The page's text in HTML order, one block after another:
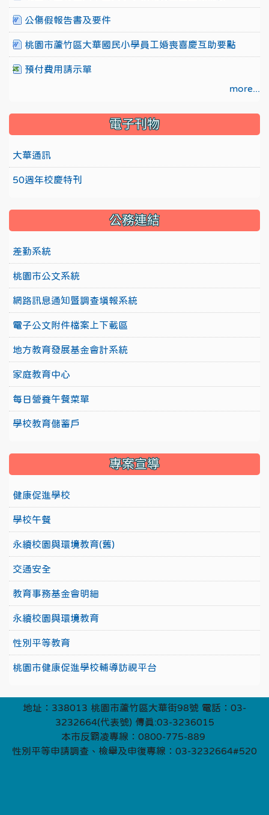
公傷假報告書及要件
桃園市蘆竹區大華國民小學員工婚喪喜慶互助要點
預付費用請示單
more...
電子刊物
大華通訊
50週年校慶特刊
公務連結
差勤系統
桃園市公文系統
網路訊息通知暨調查填報系統
電子公文附件檔案上下載區
地方教育發展基金會計系統
家庭教育中心
每日營養午餐菜單
學校教育儲蓄戶
專案宣導
健康促進學校
學校午餐
永續校園與環境教育(舊)
交通安全
教育事務基金會明細
永續校園與環境教育
性別平等教育
桃園市健康促進學校輔導訪視平台
地址：338013 桃園市蘆竹區大華街98號 電話：03-
3232664(代表號) 傳真:03-3236015
本市反霸凌專線：0800-775-889
性別平等申請調查、檢舉及申復專線：03-3232664#520